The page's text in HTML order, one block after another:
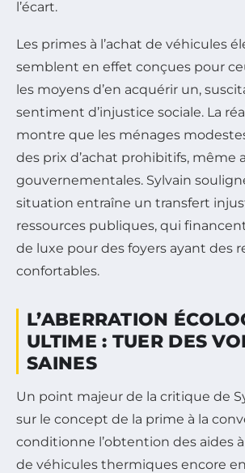
l’écart.
Les primes à l’achat de véhicules
semblent en effet conçues pour
les moyens d’en acquérir un,
sentiment d’injustice sociale. La
montre que les ménages
des prix d’achat prohibitifs, même
gouvernementales. Sylvain
situation entraîne un transfert
ressources publiques, qui
de luxe pour des foyers ayant des
confortables.
L’ABERRATION
ULTIME : TUER DES
SAINES
Un point majeur de la critique de
sur le concept de la prime à la
conditionne l’obtention des aides
de véhicules thermiques encore